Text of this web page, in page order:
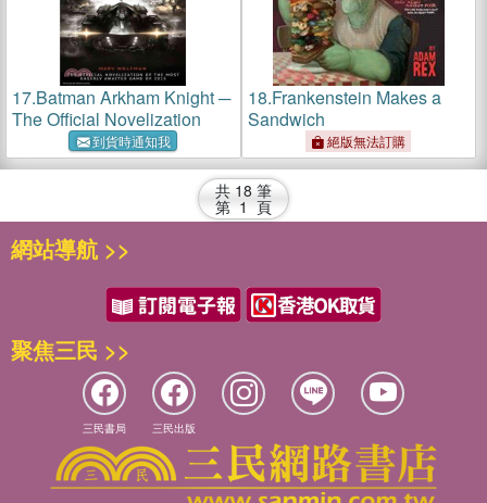
17.Batman Arkham Knight ─
The Official Novelization
到貨時通知我
18.Frankenstein Makes a
Sandwich
絕版無法訂購
共 18 筆
第 1 頁
網站導航 >>
聚焦三民 >>
三民書局 三民出版